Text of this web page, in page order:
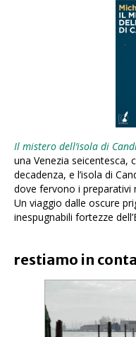
Il mistero dell’isola di
una Venezia seicentesca,
decadenza, e l’isola di
dove fervono i preparativi
Un viaggio dalle oscure
inespugnabili fortezze
restiamo in